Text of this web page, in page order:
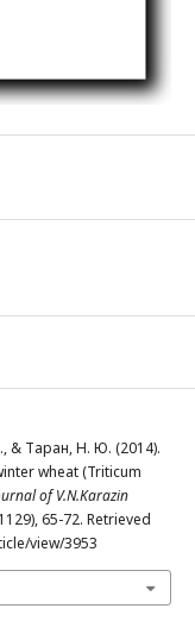
& Таран, Н. Ю. (2014).
wheat (Triticum
of V.N.Karazin
65-72. Retrieved
view/3953